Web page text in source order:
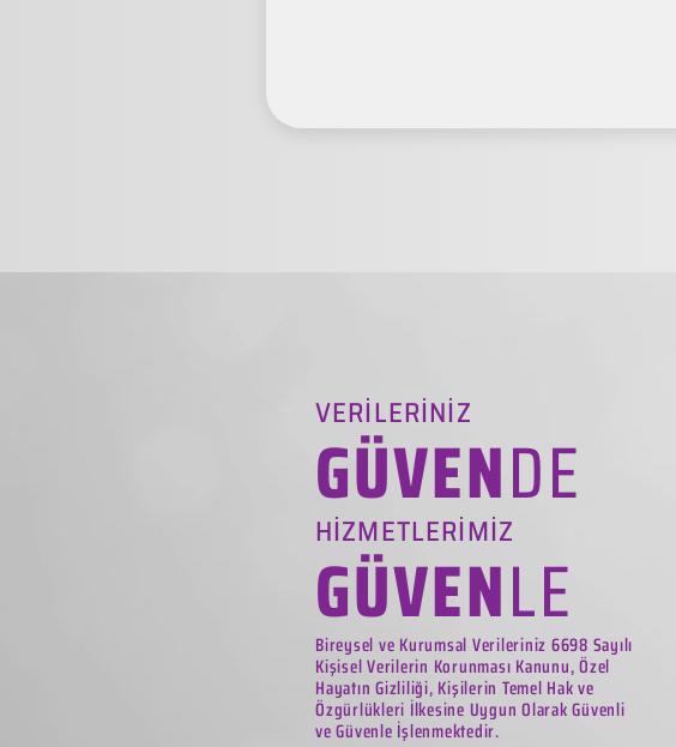
VERİLERİNİZ
GÜVENDE
HİZMETLERİMİZ
GÜVENLE
Bireysel ve Kurumsal Verileriniz 6698 Sayılı
Kişisel Verilerin Korunması Kanunu, Özel
Hayatın Gizliliği, Kişilerin Temel Hak ve
Özgürlükleri İlkesine Uygun Olarak Güvenli
ve Güvenle İşlenmektedir.